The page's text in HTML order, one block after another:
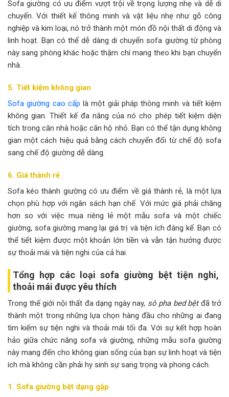
Sofa giường có ưu điểm vượt trội về trọng lượng nhẹ và dễ di
chuyển. Với thiết kế thông minh và vật liệu nhẹ như gỗ công
nghiệp và kim loại, nó trở thành một món đồ nội thất di động và
linh hoạt. Bạn có thể dễ dàng di chuyển sofa giường từ phòng
này sang phòng khác hoặc thậm chí mang theo khi bạn chuyển
nhà.
5. Tiết kiệm không gian
Sofa giường cao cấp là một giải pháp thông minh và tiết kiệm
không gian. Thiết kế đa năng của nó cho phép tiết kiệm diện
tích trong căn nhà hoặc căn hộ nhỏ. Bạn có thể tận dụng không
gian một cách hiệu quả bằng cách chuyển đổi từ chế độ sofa
sang chế độ giường dễ dàng.
6. Giá thành rẻ
Sofa kéo thành giường có ưu điểm về giá thành rẻ, là một lựa
chọn phù hợp với ngân sách hạn chế. Với mức giá phải chăng
hơn so với việc mua riêng lẻ một mẫu sofa và một chiếc
giường, sofa giường mang lại giá trị và tiện ích đáng kể. Bạn có
thể tiết kiệm được một khoản lớn tiền và vẫn tận hưởng được
sự thoải mái và tiện nghi của cả hai.
Tổng hợp các loại sofa giường bệt tiện nghi,
thoải mái được yêu thích
Trong thế giới nội thất đa dạng ngày nay, sô pha bed bệtđã trở
thành một trong những lựa chọn hàng đầu cho những ai đang
tìm kiếm sự tiện nghi và thoải mái tối đa. Với sự kết hợp hoàn
hảo giữa chức năng sofa và giường, những mẫu sofa giường
này mang đến cho không gian sống của bạn sự linh hoạt và tiện
ích mà không cần phải hy sinh sự sang trọng và phong cách.
1. Sofa giường bệt dạng gập